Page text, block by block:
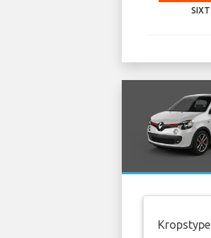
SIXT
Kropstype